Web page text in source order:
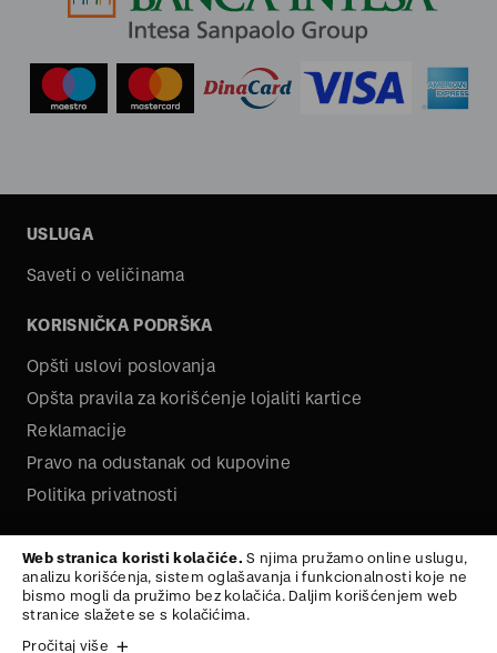
USLUGA
Saveti o veličinama
KORISNIČKA PODRŠKA
Opšti uslovi poslovanja
Opšta pravila za korišćenje lojaliti kartice
Reklamacije
Pravo na odustanak od kupovine
Politika privatnosti
Kariera
Web stranica koristi kolačiće. S njima pružamo online uslugu,
analizu korišćenja, sistem oglašavanja i funkcionalnosti koje ne
bismo mogli da pružimo bez kolačića. Daljim korišćenjem web
stranice slažete se s kolačićima.
Pročitaj više